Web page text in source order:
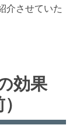
介させていた
効果